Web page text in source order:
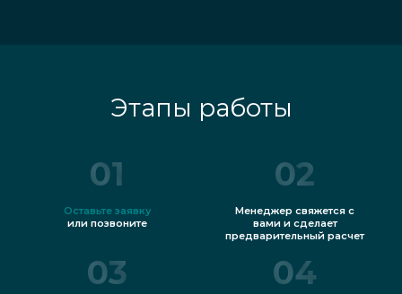
Этапы работы
01
Оставьте заявку
или позвоните
02
Менеджер свяжется с
вами и сделает
предварительный расчет
03 04